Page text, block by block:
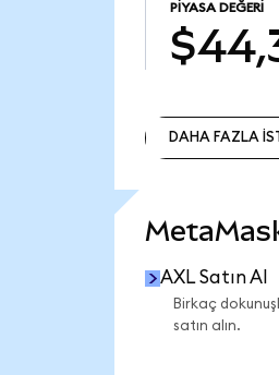
PIYASA DEĞERI
DAHA FAZLA
AXL Satın Al
Birkaç
satın alın.